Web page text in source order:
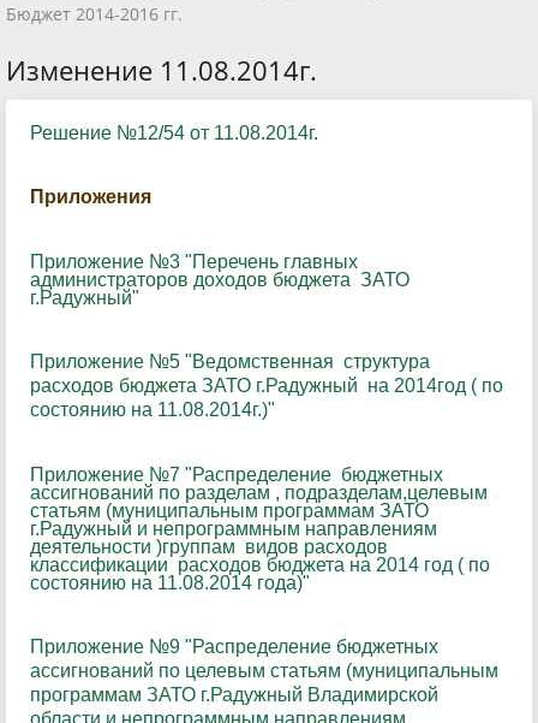
Бюджет 2014-2016 гг.
Изменение 11.08.2014г.
Решение №12/54 от 11.08.2014г.
Приложения
Приложение №3 "Перечень главных
администраторов доходов бюджета ЗАТО
г.Радужный"
Приложение №5 "Ведомственная структура
расходов бюджета ЗАТО г.Радужный на 2014год ( по
состоянию на 11.08.2014г.)"
Приложение №7 "Распределение бюджетных
ассигнований по разделам , подразделам,целевым
статьям (муниципальным программам ЗАТО
г.Радужный и непрограммным направлениям
деятельности )группам видов расходов
классификации расходов бюджета на 2014 год ( по
состоянию на 11.08.2014 года)"
Приложение №9 "Распределение бюджетных
ассигнований по целевым статьям (муниципальным
программам ЗАТО г.Радужный Владимирской
области и непрограммным направлениям